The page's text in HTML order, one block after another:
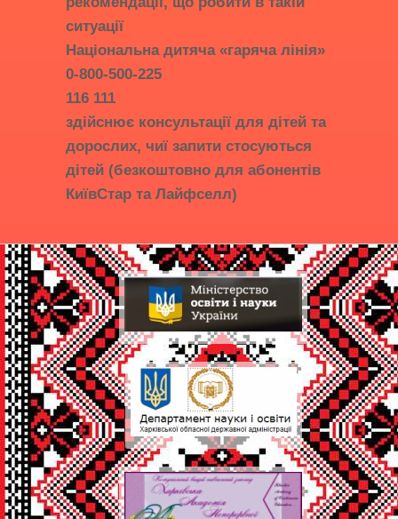
ситуації
Національна дитяча «гаряча лінія»
0-800-500-225
116 111
здійснює консультації для дітей та
дорослих, чиї запити стосуються
дітей (безкоштовно для абонентів
КиївСтар та Лайфселл)